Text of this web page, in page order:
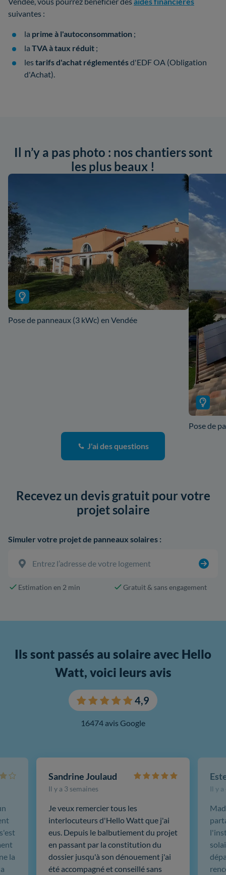
suivantes :
la prime à l'autoconsommation ;
la TVA à taux réduit ;
lestarifs d'achat réglementésd'EDF OA (Obligation
d'Achat).
Il n’y a pas photo : nos chantiers sont
les plus beaux !
Pose de panneaux (3 kWc) en Vendée
Pose de
J'ai des questions
Recevez un devis gratuit pour votre
projet solaire
Simuler votre projet de panneaux solaires :
Estimation en 2 min Gratuit & sans engagement
Ils sont passés au solaire avec Hello
Watt, voici leurs avis
4,9
16474 avis Google
Sandrine Joulaud
Il y a 3 semaines
Je veux remercier tous les
interlocuteurs d'Hello Watt que j'ai
eus. Depuis le balbutiement du projet
en passant par la constitution du
dossier jusqu'à son dénouement j'ai
été accompagné et conseillé sans
Il y
la